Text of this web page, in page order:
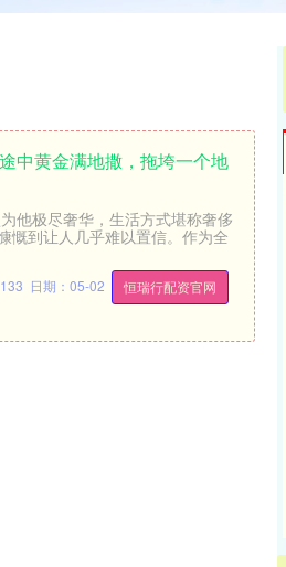
中黄金满地撒，拖垮一个地
他极尽奢华，生活方式堪称奢侈
慨到让人几乎难以置信。作为全
恒瑞行配资官网
日期：05-02